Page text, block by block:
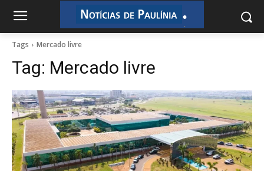
.
.
Tags Mercado livre
Tag: Mercado livre